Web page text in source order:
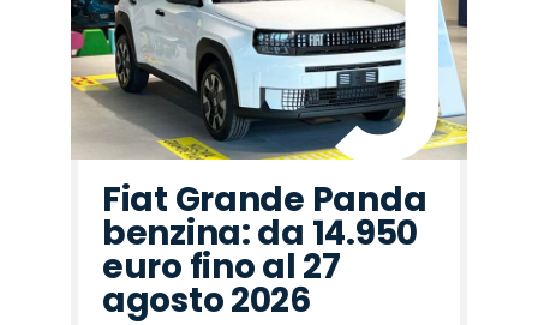
Fiat Grande Panda
benzina: da 14.950
euro fino al 27
agosto 2026